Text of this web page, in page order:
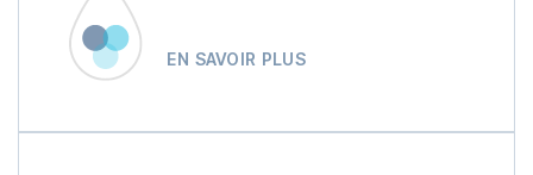
EN SAVOIR PLUS